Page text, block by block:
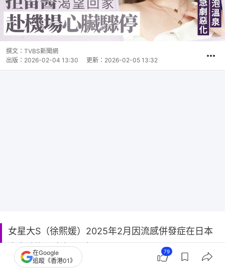
撰文： TVBS新聞網
出版： 2026-02-04 13:30 更新： 2026-02-05 13:32
女星大S（徐熙媛）2025年2月因流感併發症在日本
東京猝逝，享年48歲。
在Google
追蹤《香港01》
79